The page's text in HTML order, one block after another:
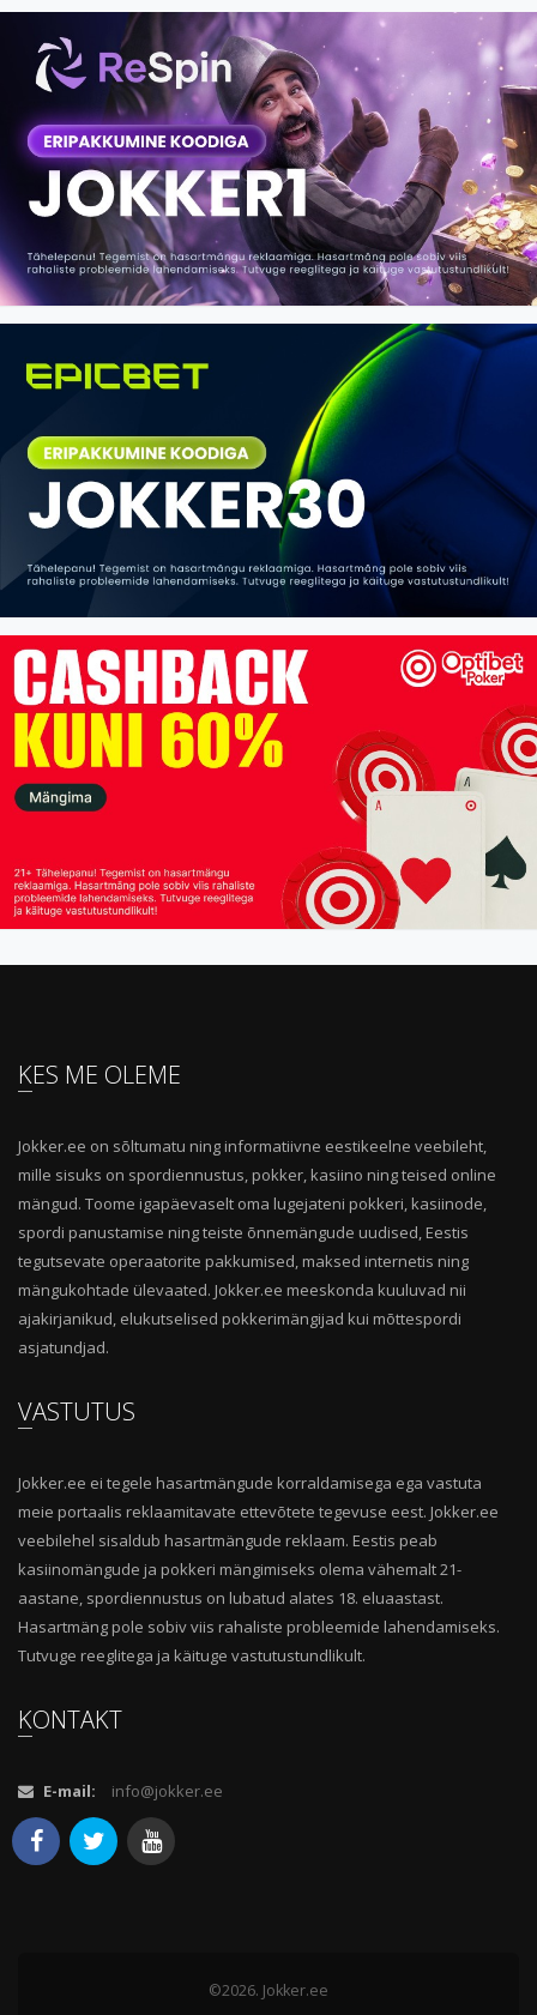
KES ME OLEME
Jokker.ee on sõltumatu ning informatiivne eestikeelne veebileht,
mille sisuks on spordiennustus, pokker, kasiino ning teised online
mängud. Toome igapäevaselt oma lugejateni pokkeri, kasiinode,
spordi panustamise ning teiste õnnemängude uudised, Eestis
tegutsevate operaatorite pakkumised, maksed internetis ning
mängukohtade ülevaated. Jokker.ee meeskonda kuuluvad nii
ajakirjanikud, elukutselised pokkerimängijad kui mõttespordi
asjatundjad.
VASTUTUS
Jokker.ee ei tegele hasartmängude korraldamisega ega vastuta
meie portaalis reklaamitavate ettevõtete tegevuse eest. Jokker.ee
veebilehel sisaldub hasartmängude reklaam. Eestis peab
kasiinomängude ja pokkeri mängimiseks olema vähemalt 21-
aastane, spordiennustus on lubatud alates 18. eluaastast.
Hasartmäng pole sobiv viis rahaliste probleemide lahendamiseks.
Tutvuge reeglitega ja käituge vastutustundlikult.
KONTAKT
E-mail: info@jokker.ee
©2026. Jokker.ee